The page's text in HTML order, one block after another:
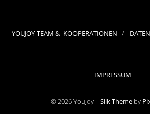
YOUJOY-TEAM & -KOOPERATIONEN
IMPRESSUM
© 2026 YouJoy – Silk Theme by